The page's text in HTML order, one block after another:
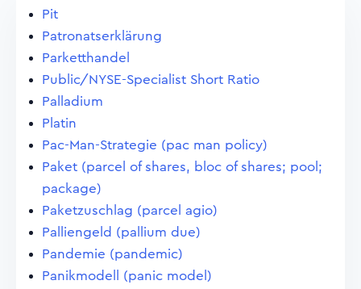
Pit
Patronatserklärung
Parketthandel
Public/NYSE-Specialist Short Ratio
Palladium
Platin
Pac-Man-Strategie (pac man policy)
Paket (parcel of shares, bloc of shares; pool;
package)
Paketzuschlag (parcel agio)
Palliengeld (pallium due)
Pandemie (pandemic)
Panikmodell (panic model)